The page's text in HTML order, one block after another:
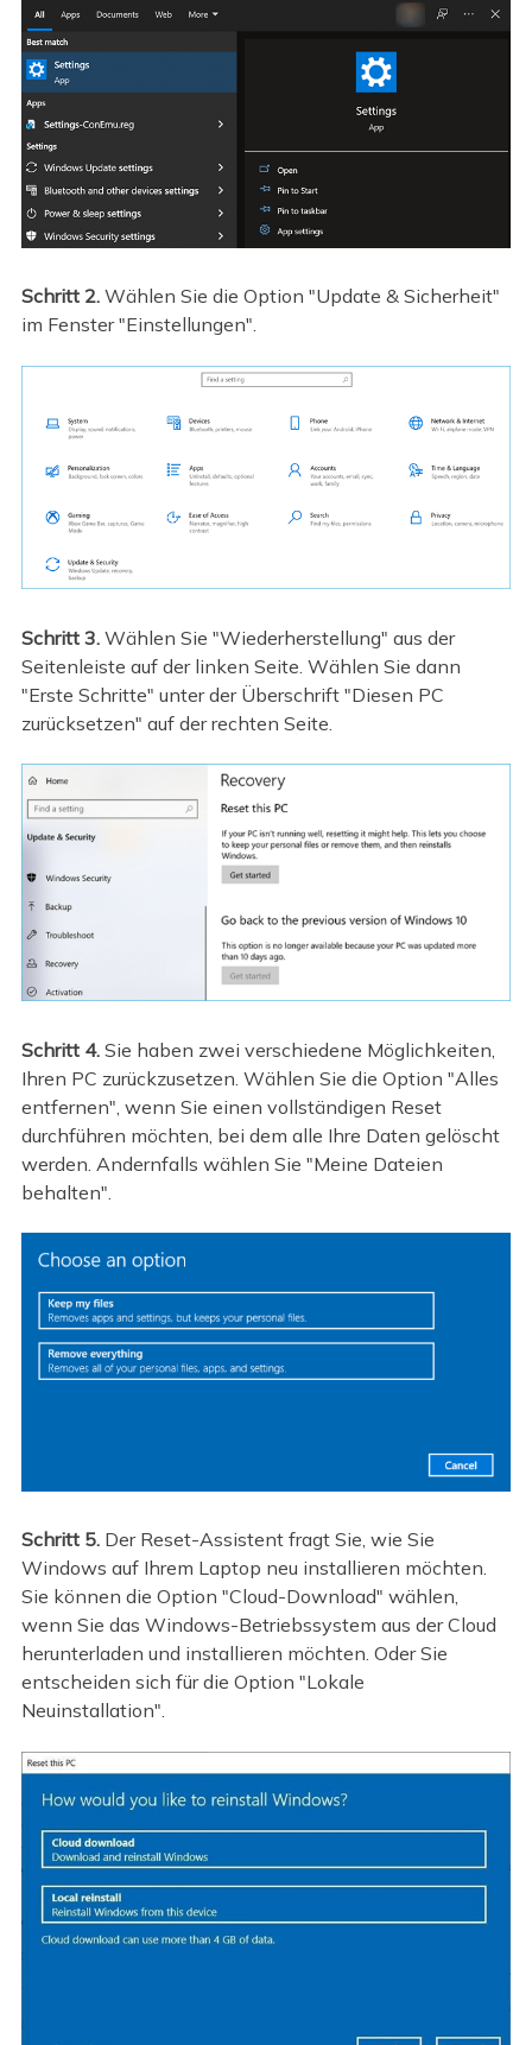
Schritt 2. Wählen Sie die Option "Update & Sicherheit"
im Fenster "Einstellungen".
Schritt 3. Wählen Sie "Wiederherstellung" aus der
Seitenleiste auf der linken Seite. Wählen Sie dann
"Erste Schritte" unter der Überschrift "Diesen PC
zurücksetzen" auf der rechten Seite.
Schritt 4. Sie haben zwei verschiedene Möglichkeiten,
Ihren PC zurückzusetzen. Wählen Sie die Option "Alles
entfernen", wenn Sie einen vollständigen Reset
durchführen möchten, bei dem alle Ihre Daten gelöscht
werden. Andernfalls wählen Sie "Meine Dateien
behalten".
Schritt 5. Der Reset-Assistent fragt Sie, wie Sie
Windows auf Ihrem Laptop neu installieren möchten.
Sie können die Option "Cloud-Download" wählen,
wenn Sie das Windows-Betriebssystem aus der Cloud
herunterladen und installieren möchten. Oder Sie
entscheiden sich für die Option "Lokale
Neuinstallation".